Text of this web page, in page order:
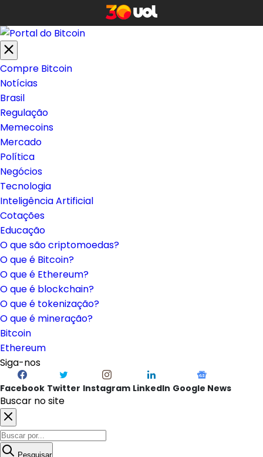
Compre Bitcoin
Notícias
Brasil
Regulação
Memecoins
Mercado
Política
Negócios
Tecnologia
Inteligência Artificial
Cotações
Educação
O que são criptomoedas?
O que é Bitcoin?
O que é Ethereum?
O que é blockchain?
O que é tokenização?
O que é mineração?
Bitcoin
Ethereum
Siga-nos
Facebook Twitter Instagram LinkedIn Google News
Buscar no site
Pesquisar